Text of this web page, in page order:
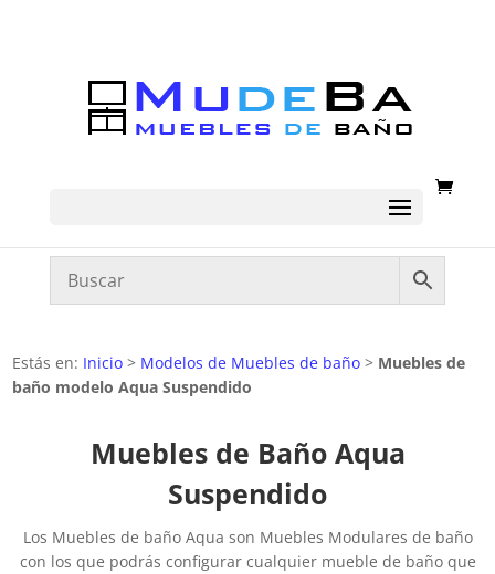
Estás en: Inicio > Modelos de Muebles de baño > Muebles de
baño modelo Aqua Suspendido
Muebles de Baño Aqua
Suspendido
Los Muebles de baño Aqua son Muebles Modulares de baño
con los que podrás configurar cualquier mueble de baño que